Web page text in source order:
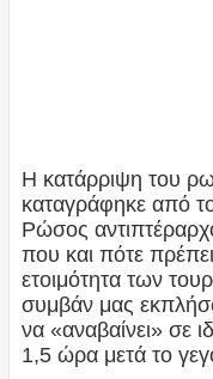
Η κατάρριψη του
καταγράφηκε από
Ρώσος
που και πότε
ετοιμότητα των
συμβάν μας
να «αναβαίνει» σε
1,5 ώρα μετά το